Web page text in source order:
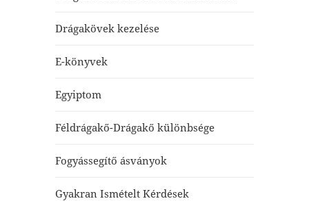
Drágakövek kezelése
E-könyvek
Egyiptom
Féldrágakő-Drágakő különbsége
Fogyássegítő ásványok
Gyakran Ismételt Kérdések